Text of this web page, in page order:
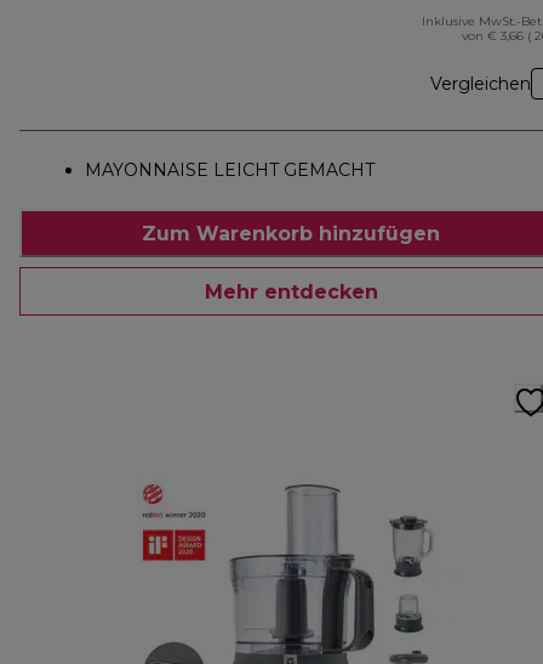
Inklusive MwSt.-
von € 3,66 (
Vergleichen
MAYONNAISE LEICHT GEMACHT
Zum Warenkorb hinzufügen
Mehr entdecken